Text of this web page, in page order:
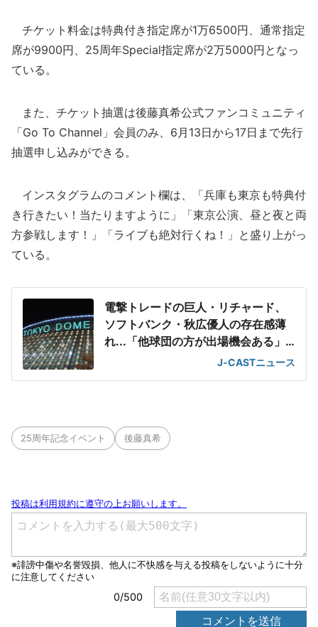
チケット料金は特典付き指定席が1万6500円、通常指定
席が9900円、25周年Special指定席が2万5000円となっ
ている。
また、チケット抽選は後藤真希公式ファンコミュニティ
「Go To Channel」会員のみ、6月13日から17日まで先行
抽選申し込みができる。
インスタグラムのコメント欄は、「兵庫も東京も特典付
き行きたい！当たりますように」「東京公演、昼と夜と両
方参戦します！」「ライブも絶対行くね！」と盛り上がっ
ている。
電撃トレードの巨人・リチャード、
ソフトバンク・秋広優人の存在感薄
れ...「他球団の方が出場機会ある」
J-CASTニュース
25周年記念イベント 後藤真希